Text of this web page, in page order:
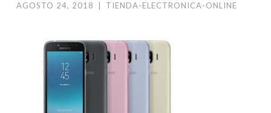
AGOSTO 24, 2018 TIENDA-ELECTRONICA-ONLINE